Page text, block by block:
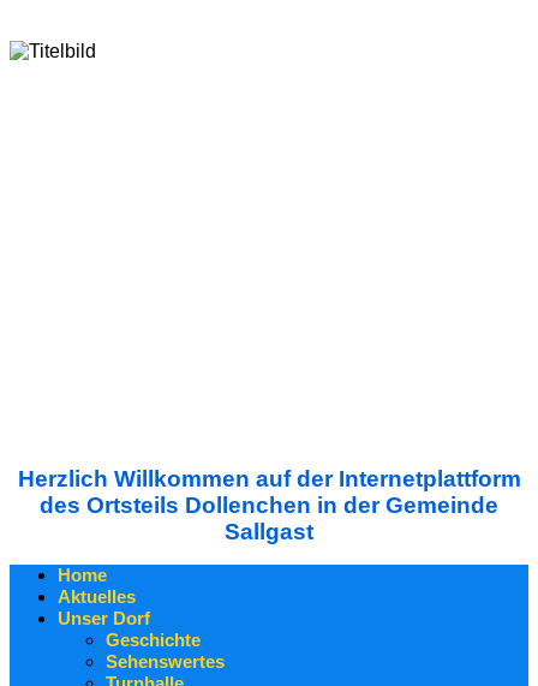
Herzlich Willkommen auf der Internetplattform
des Ortsteils Dollenchen in der Gemeinde
Sallgast
Home
Aktuelles
Unser Dorf
Geschichte
Sehenswertes